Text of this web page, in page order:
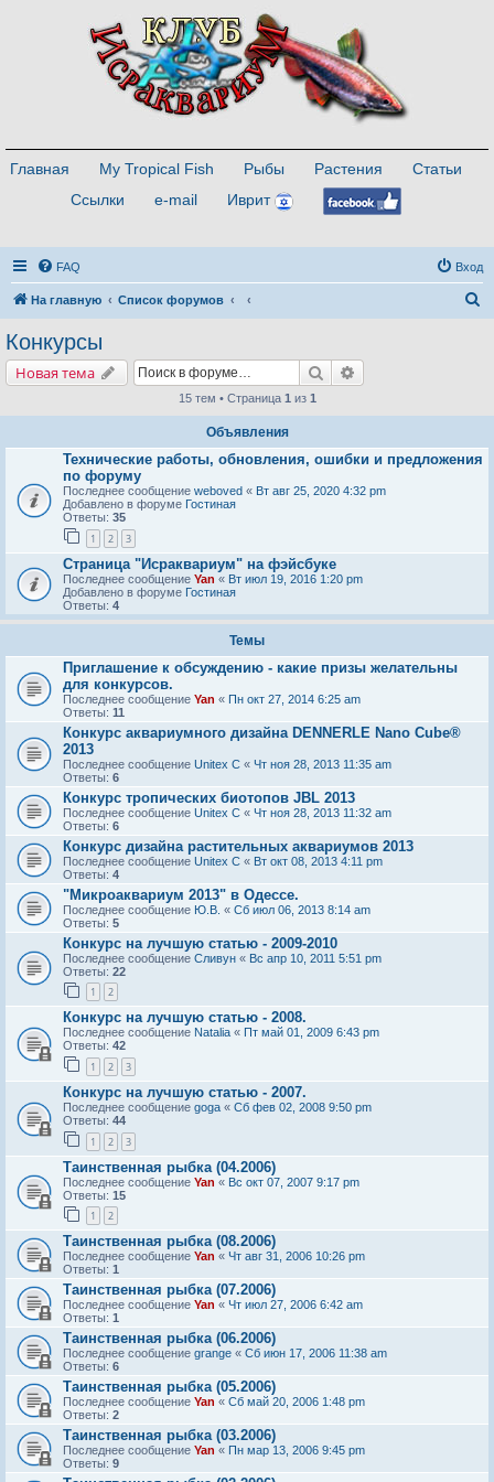
Главная My Tropical Fish Рыбы Растения
Статьи
Ссылки
e-mail Иврит
FAQ Вход
На главную Список форумов
Конкурсы
Новая тема Поиск
15 тем • Страница 1 из 1
Объявления
Технические работы, обновления, ошибки и предложения
по форуму
Последнее сообщение weboved « Вт авг 25, 2020 4:32 pm
Добавлено в форуме Гостиная
Ответы: 35
1 2 3
Страница "Исраквариум" на фэйсбуке
Последнее сообщение Yan « Вт июл 19, 2016 1:20 pm
Добавлено в форуме Гостиная
Ответы: 4
Темы
Приглашение к обсуждению - какие призы желательны
для конкурсов.
Последнее сообщение Yan « Пн окт 27, 2014 6:25 am
Ответы: 11
Конкурс аквариумного дизайна DENNERLE Nano Cube®
2013
Последнее сообщение Unitex C « Чт ноя 28, 2013 11:35 am
Ответы: 6
Конкурс тропических биотопов JBL 2013
Последнее сообщение Unitex C « Чт ноя 28, 2013 11:32 am
Ответы: 6
Конкурс дизайна растительных аквариумов 2013
Последнее сообщение Unitex C « Вт окт 08, 2013 4:11 pm
Ответы: 4
"Микроаквариум 2013" в Одессе.
Последнее сообщение Ю.В. « Сб июл 06, 2013 8:14 am
Ответы: 5
Конкурс на лучшую статью - 2009-2010
Последнее сообщение Сливун « Вс апр 10, 2011 5:51 pm
Ответы: 22
1 2
Конкурс на лучшую статью - 2008.
Последнее сообщение Natalia « Пт май 01, 2009 6:43 pm
Ответы: 42
1 2 3
Конкурс на лучшую статью - 2007.
Последнее сообщение goga « Сб фев 02, 2008 9:50 pm
Ответы: 44
1 2 3
Таинственная рыбка (04.2006)
Последнее сообщение Yan « Вс окт 07, 2007 9:17 pm
Ответы: 15
1 2
Таинственная рыбка (08.2006)
Последнее сообщение Yan « Чт авг 31, 2006 10:26 pm
Ответы: 1
Таинственная рыбка (07.2006)
Последнее сообщение Yan « Чт июл 27, 2006 6:42 am
Ответы: 1
Таинственная рыбка (06.2006)
Последнее сообщение grange « Сб июн 17, 2006 11:38 am
Ответы: 6
Таинственная рыбка (05.2006)
Последнее сообщение Yan « Сб май 20, 2006 1:48 pm
Ответы: 2
Таинственная рыбка (03.2006)
Последнее сообщение Yan « Пн мар 13, 2006 9:45 pm
Ответы: 9